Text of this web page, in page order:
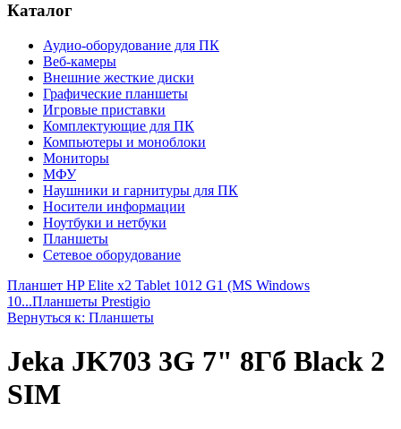
Каталог
Аудио-оборудование для ПК
Веб-камеры
Внешние жесткие диски
Графические планшеты
Игровые приставки
Комплектующие для ПК
Компьютеры и моноблоки
Мониторы
МФУ
Наушники и гарнитуры для ПК
Носители информации
Ноутбуки и нетбуки
Планшеты
Сетевое оборудование
Планшет HP Elite x2 Tablet 1012 G1 (MS Windows
10...Планшеты Prestigio
Вернуться к: Планшеты
Jeka JK703 3G 7" 8Гб Black 2
SIM